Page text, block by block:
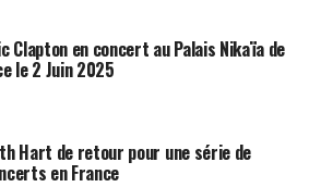
musicale nouvelle.
moment de blues à ne pas
octobre 2015 !
Clapton en concert au Palais Nikaïa de
le 2 Juin 2025
Hart de retour pour une série de
en France